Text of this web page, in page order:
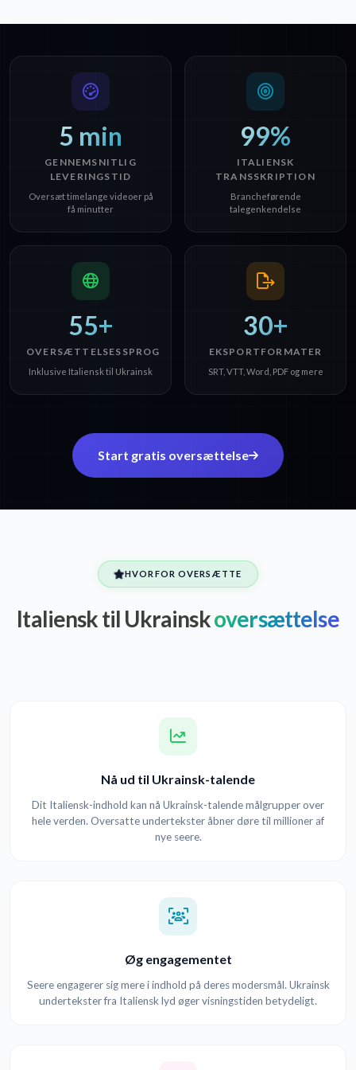
5 min
GENNEMSNITLIG
LEVERINGSTID
Oversæt timelange videoer på
få minutter
99%
ITALIENSK
TRANSSKRIPTION
Brancheførende
talegenkendelse
55+
OVERSÆTTELSESSPROG
Inklusive Italiensk til Ukrainsk
30+
EKSPORTFORMATER
SRT, VTT, Word, PDF og mere
Start gratis oversættelse
HVORFOR OVERSÆTTE
Italiensk til Ukrainskoversættelse
Nå ud til Ukrainsk-talende
Dit Italiensk-indhold kan nå Ukrainsk-talende målgrupper over
hele verden. Oversatte undertekster åbner døre til millioner af
nye seere.
Øg engagementet
Seere engagerer sig mere i indhold på deres modersmål. Ukrainsk
undertekster fra Italiensk lyd øger visningstiden betydeligt.